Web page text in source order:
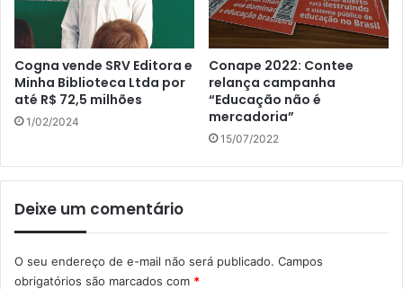
Cogna vende SRV Editora e
Minha Biblioteca Ltda por
até R$ 72,5 milhões
1/02/2024
Conape 2022: Contee
relança campanha
“Educação não é
mercadoria”
15/07/2022
Deixe um comentário
O seu endereço de e-mail não será publicado. Campos
obrigatórios são marcados com *